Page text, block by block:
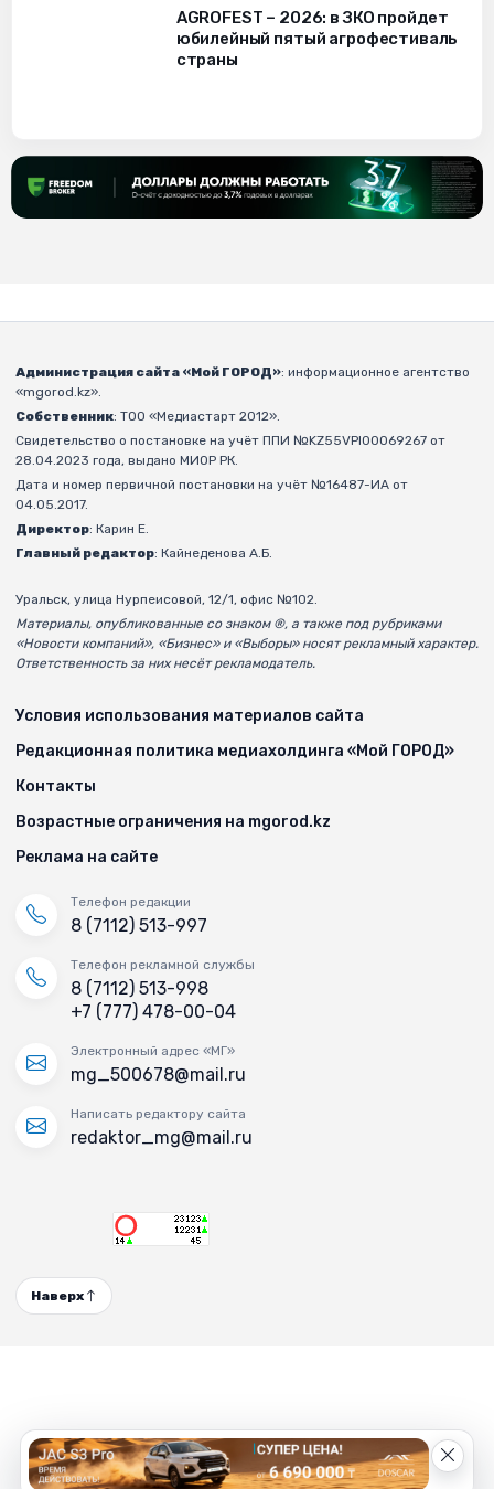
AGROFEST – 2026: в ЗКО пройдет
юбилейный пятый агрофестиваль
страны
Администрация сайта «Мой ГОРОД»: информационное агентство
«mgorod.kz».
Собственник: ТОО «Медиастарт 2012».
Свидетельство о постановке на учёт ППИ №KZ55VPI00069267 от
28.04.2023 года, выдано МИОР РК.
Дата и номер первичной постановки на учёт №16487-ИА от
04.05.2017.
Директор: Карин Е.
Главный редактор: Кайнеденова А.Б.
Уральск, улица Нурпеисовой, 12/1, офис №102.
Материалы, опубликованные со знаком ®, а также под рубриками
«Новости компаний», «Бизнес» и «Выборы» носят рекламный характер.
Ответственность за них несёт рекламодатель.
Условия использования материалов сайта
Редакционная политика медиахолдинга «Мой ГОРОД»
Контакты
Возрастные ограничения на mgorod.kz
Реклама на сайте
Телефон редакции
8 (7112) 513-997
Телефон рекламной службы
8 (7112) 513-998
+7 (777) 478-00-04
Электронный адрес «МГ»
mg_500678@mail.ru
Написать редактору сайта
redaktor_mg@mail.ru
Наверх